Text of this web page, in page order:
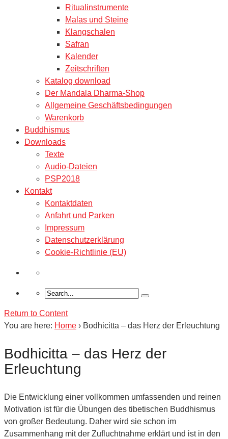
Ritualinstrumente
Malas und Steine
Klangschalen
Safran
Kalender
Zeitschriften
Katalog download
Der Mandala Dharma-Shop
Allgemeine Geschäftsbedingungen
Warenkorb
Buddhismus
Downloads
Texte
Audio-Dateien
PSP2018
Kontakt
Kontaktdaten
Anfahrt und Parken
Impressum
Datenschutzerklärung
Cookie-Richtlinie (EU)
Return to Content
You are here: Home › Bodhicitta – das Herz der Erleuchtung
Bodhicitta – das Herz der
Erleuchtung
Die Entwicklung einer vollkommen umfassenden und reinen
Motivation ist für die Übungen des tibetischen Buddhismus
von großer Bedeutung. Daher wird sie schon im
Zusammenhang mit der Zufluchtnahme erklärt und ist in den